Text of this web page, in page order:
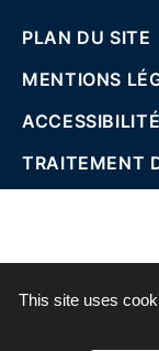
PLAN DU SITE
MENTIONS
ACCESSIBILITÉ
TRAITEMENT
This site uses